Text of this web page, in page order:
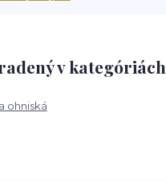
v kategóriách
ohniská